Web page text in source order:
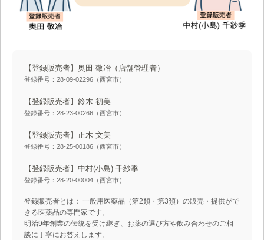
【登録販売者】奥田 敬冶 （店舗管理者）
登録番号：28-09-02296（西宮市）
【登録販売者】鈴木 初美
登録番号：28-23-00266（西宮市）
【登録販売者】正木 文美
登録番号：28-25-00186（西宮市）
【登録販売者】中村(小島) 千紗季
登録番号：28-20-00004（西宮市）
登録販売者とは： 一般用医薬品（第2類・第3類）の販売・提供がで
きる医薬品の専門家です。
明治9年創業の伝統を受け継ぎ、お薬の選び方や飲み合わせのご相
談に丁寧にお答えします。